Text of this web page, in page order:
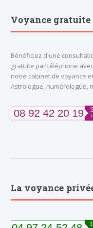
Voyance gratuite
Bénéficiez d'une
gratuite par téléphone
notre cabinet de voyance
Astrologue, numérologue,
La voyance